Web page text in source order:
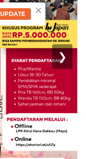
❯
×
UPDATE